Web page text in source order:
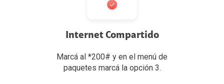
Internet Compartido
Marcá al *200# y en el menú de
paquetes marcá la opción 3.